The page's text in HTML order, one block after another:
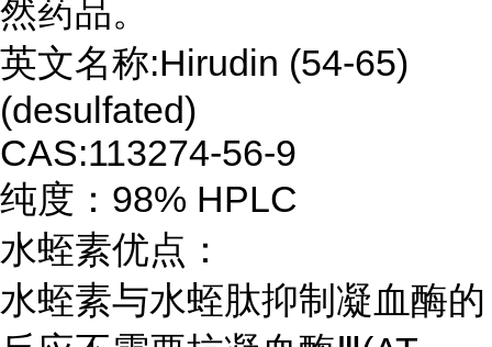
然药品。
英文名称:Hirudin (54-65)
(desulfated)
CAS:113274-56-9
纯度：98% HPLC
水蛭素优点：
水蛭素与水蛭肽抑制凝血酶的